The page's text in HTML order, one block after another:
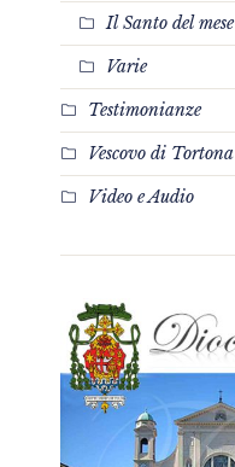
Il Santo del mese
Varie
Testimonianze
Vescovo di Tortona
Video e Audio